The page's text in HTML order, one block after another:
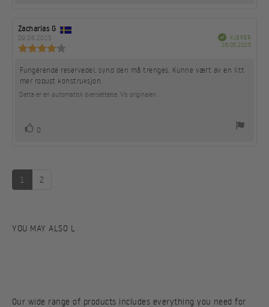
Forfatter:
Zacharias G
09.06.2025
5
mulige
KJØPER
26.05.2025
Omtaletekst:
Fungerende reservedel, synd den må trenges. Kunne vært av en litt
mer robust konstruksjon.
Dette er en automatisk oversettelse. Vis originalen.
Liker
0
1 2
Our wide range of products includes everything you need for